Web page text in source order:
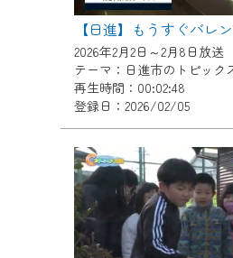
2026年2月2日～2月8日放送
テーマ：日進市のトピック
再生時間：00:02:48
登録日：2026/02/05
【変更点
◆デザイ
◆当社ア
CCNetサ
【ご注意
2024年9
『CCNet
CCNetサ
何卒、ご